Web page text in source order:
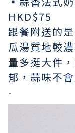
HKD$75
跟餐附送的
瓜湯質地較
量多挺大件
郁，蒜味不
-